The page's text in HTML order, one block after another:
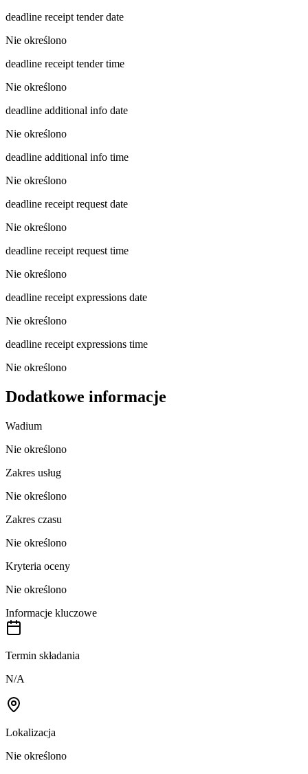
deadline receipt tender date
Nie określono
deadline receipt tender time
Nie określono
deadline additional info date
Nie określono
deadline additional info time
Nie określono
deadline receipt request date
Nie określono
deadline receipt request time
Nie określono
deadline receipt expressions date
Nie określono
deadline receipt expressions time
Nie określono
Dodatkowe informacje
Wadium
Nie określono
Zakres usług
Nie określono
Zakres czasu
Nie określono
Kryteria oceny
Nie określono
Informacje kluczowe
Termin składania
N/A
Lokalizacja
Nie określono